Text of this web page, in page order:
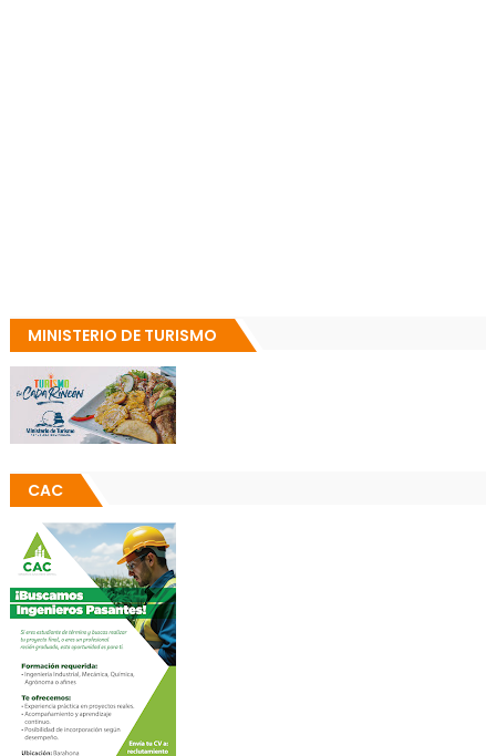
MINISTERIO DE TURISMO
CAC